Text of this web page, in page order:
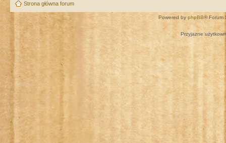
Strona główna forum
Powered by phpBB® Forum
Przyjazne